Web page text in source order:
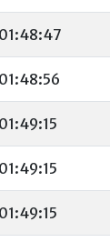
01:48:47
01:48:56
01:49:15
01:49:15
01:49:15